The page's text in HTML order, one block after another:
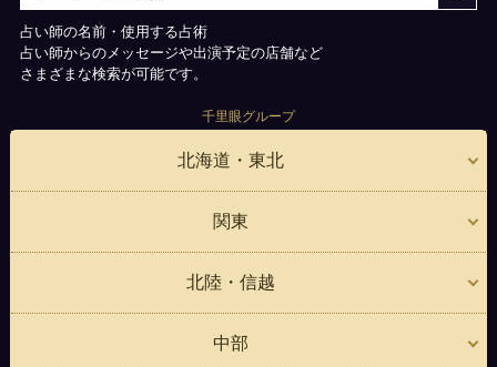
占い師の名前・使用する占術
占い師からのメッセージや出演予定の店舗など
さまざまな検索が可能です。
千里眼グループ
北海道・東北
関東
北陸・信越
中部